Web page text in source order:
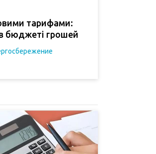
тарифами:
бюджеті грошей